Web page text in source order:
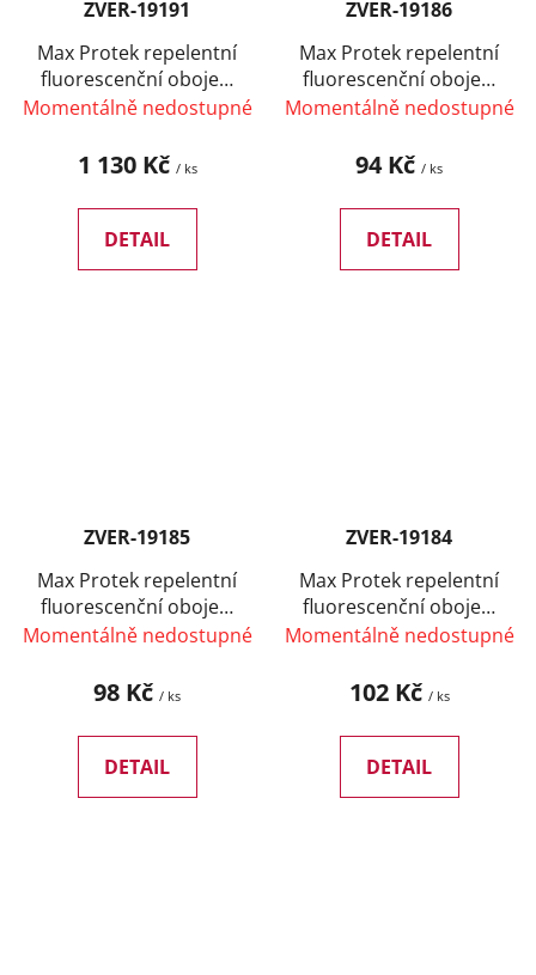
ZVER-19191
Max Protek repelentní
fluorescenční obojek,
pes 60 cm (12 ks)
Momentálně nedostupné
1 130 Kč / ks
DETAIL
ZVER-19186
Max Protek repelentní
fluorescenční obojek,
pes 38 cm
Momentálně nedostupné
94 Kč / ks
DETAIL
ZVER-19185
Max Protek repelentní
fluorescenční obojek,
pes 60 cm
Momentálně nedostupné
98 Kč / ks
DETAIL
ZVER-19184
Max Protek repelentní
fluorescenční obojek,
pes 75 cm
Momentálně nedostupné
102 Kč / ks
DETAIL